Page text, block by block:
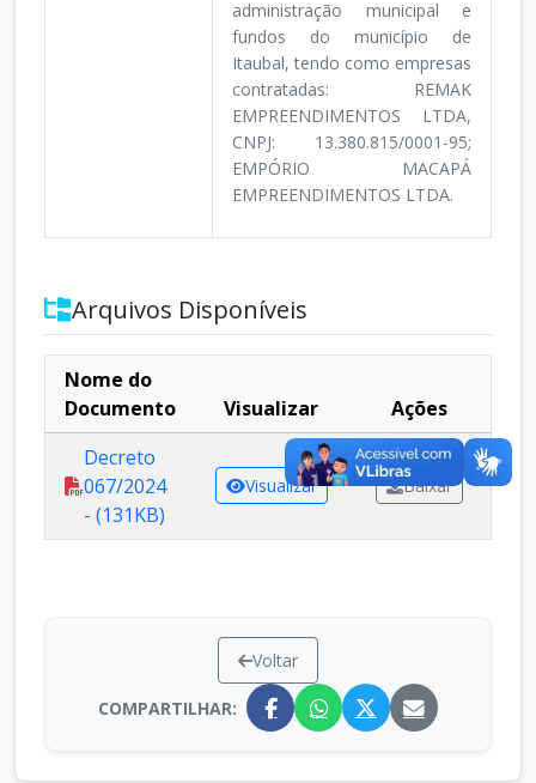
administração municipal e
fundos do município de
Itaubal, tendo como empresas
contratadas: REMAK
EMPREENDIMENTOS LTDA,
CNPJ: 13.380.815/0001-95;
EMPÓRIO MACAPÁ
EMPREENDIMENTOS LTDA.
Arquivos Disponíveis
Nome do
Documento
Visualizar
Ações
Decreto
067/2024
- (131KB)
Visualizar Baixar
Voltar
COMPARTILHAR: